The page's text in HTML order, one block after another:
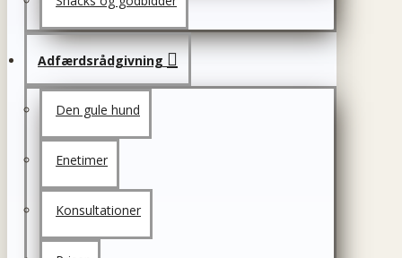
Adfærdsrådgivning
Den gule hund
Enetimer
Konsultationer